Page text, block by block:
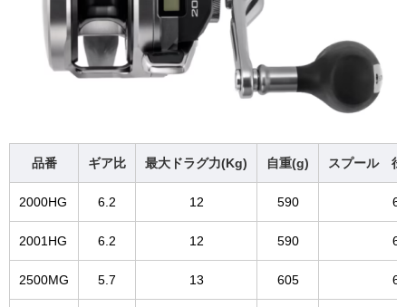
品番 ギア比 最大ドラグ力(Kg) 自重(g) スプール 径
2000HG 6.2 12 590
2001HG 6.2 12 590
2500MG 5.7 13 605